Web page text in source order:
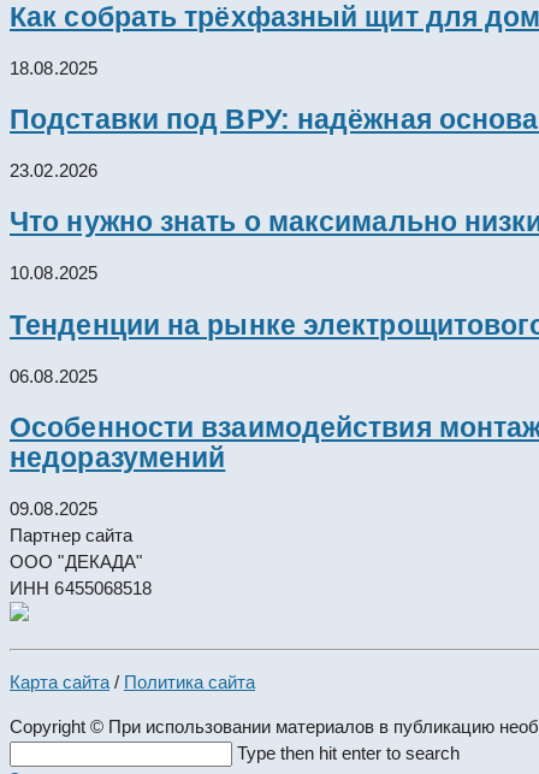
Как собрать трёхфазный щит для
18.08.2025
Подставки под ВРУ: надёжная
23.02.2026
Что нужно знать о максимально
10.08.2025
Тенденции на рынке
06.08.2025
Особенности взаимодействия
недоразумений
09.08.2025
Партнер сайта
ООО "ДЕКАДА"
ИНН 6455068518
Карта сайта / Политика сайта
Copyright © При использовании материалов в публикацию
Type then hit enter to search